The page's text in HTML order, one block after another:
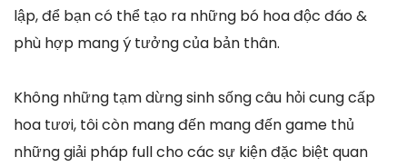
lập, để bạn có thể tạo ra những bó hoa độc đáo &
phù hợp mang ý tưởng của bản thân.
Không những tạm dừng sinh sống câu hỏi cung cấp
hoa tươi, tôi còn mang đến mang đến game thủ
những giải pháp full cho các sự kiện đặc biệt quan